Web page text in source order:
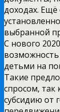
доходах. Ещё
выбранной
С нового
возможность
детьми на
Такие
спросом, так
субсидию от